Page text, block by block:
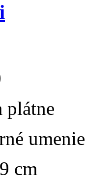
plátne
umenie
cm